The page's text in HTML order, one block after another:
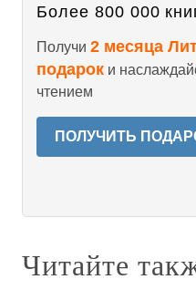
Более 800 000
Получи 2 месяца
подарок и
чтением
ПОЛУЧИТЬ
Читайте